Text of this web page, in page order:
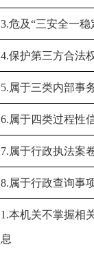
3.危及“三安全一稳
4.保护第三方合法
5.属于三类内部事
6.属于四类过程性
7.属于行政执法案
8.属于行政查询事
1.本机关不掌握相
息